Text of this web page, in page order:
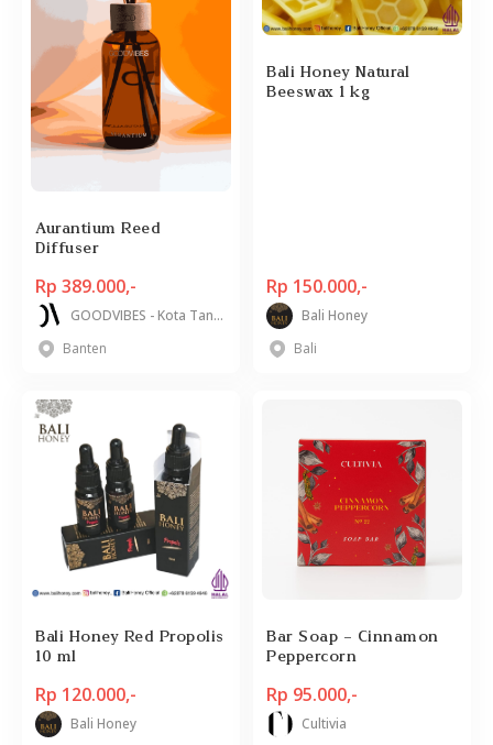
Aurantium Reed
Diffuser
Rp 389.000,-
GOODVIBES - Kota Tangerang Selatan
Banten
Bali Honey Natural
Beeswax 1 kg
Rp 150.000,-
Bali Honey
Bali
Bali Honey Red Propolis
10 ml
Rp 120.000,-
Bali Honey
Bar Soap - Cinnamon
Peppercorn
Rp 95.000,-
Cultivia